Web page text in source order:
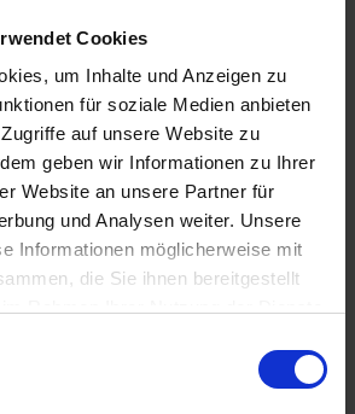
Cookies
um Inhalte und Anzeigen zu
für soziale Medien anbieten
auf unsere Website zu
geben wir Informationen zu Ihrer
Website an unsere Partner für
und Analysen weiter. Unsere
Informationen möglicherweise mit
die Sie ihnen bereitgestellt